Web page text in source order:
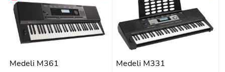
Medeli M361 Medeli M331